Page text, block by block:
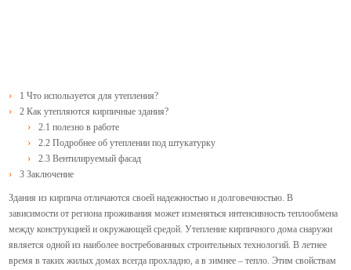
1 Что используется для утепления?
2 Как утепляются кирпичные здания?
2.1 полезно в работе
2.2 Подробнее об утеплении под штукатурку
2.3 Вентилируемый фасад
3 Заключение
Здания из кирпича отличаются своей надежностью и долговечностью. В
зависимости от региона проживания может изменяться интенсивность теплообмена
между конструкцией и окружающей средой. Утепление кирпичного дома снаружи
является одной из наиболее востребованных строительных технологий. В летнее
время в таких жилых домах всегда прохладно, а в зимнее – тепло. Этим свойствам